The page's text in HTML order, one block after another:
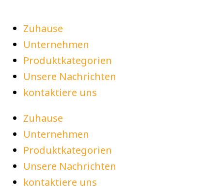
Zuhause
Unternehmen
Produktkategorien
Unsere Nachrichten
kontaktiere uns
Zuhause
Unternehmen
Produktkategorien
Unsere Nachrichten
kontaktiere uns